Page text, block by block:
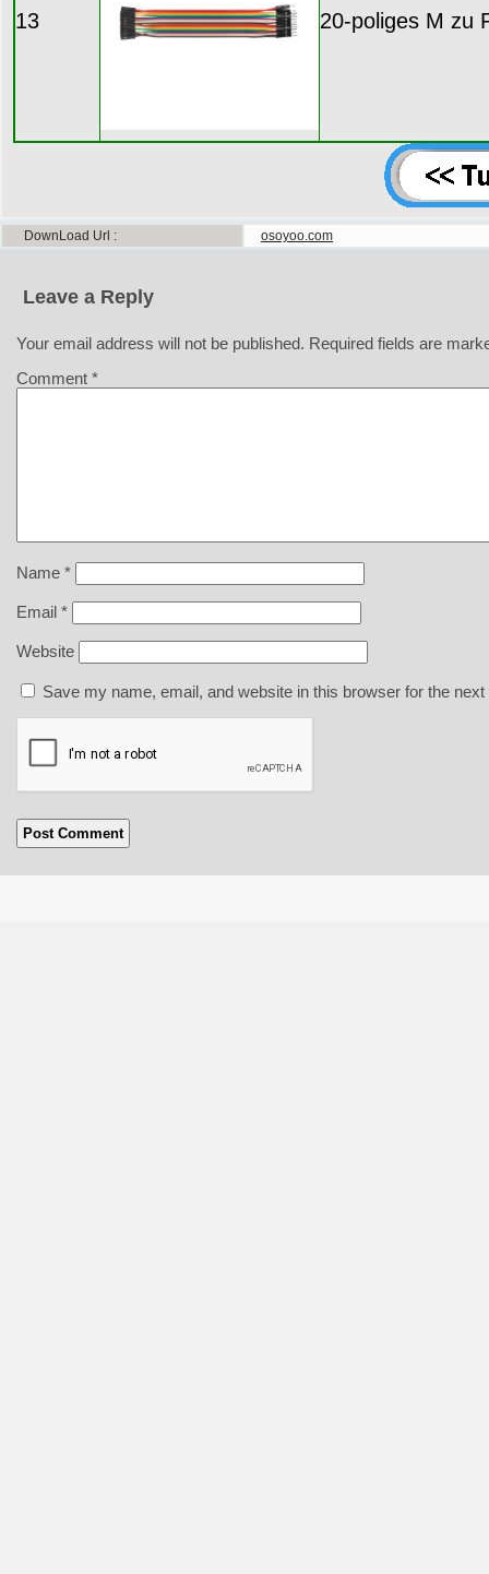
13 20-poliges M zu
DownLoad Url osoyoo.com
Leave a Reply
Your email address will not be published. Required fields are
Comment *
Name *
Email *
Website
Save my name, email, and website in this browser for the